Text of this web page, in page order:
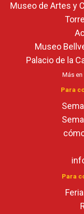
Museo de Artes y
Museo
Palacio de la
Más en
Para
Para